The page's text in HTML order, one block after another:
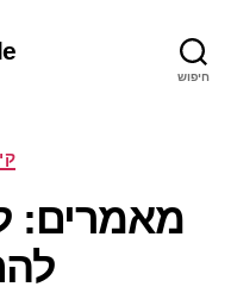
חיפוש
מאמרים: